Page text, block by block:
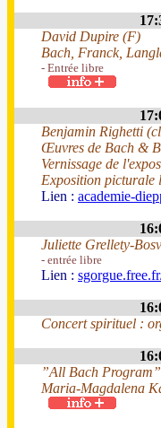
David Dupire (F)
Bach, Franck,
- Entrée libre
Benjamin Righetti
Œuvres de Bach &
Vernissage de
Exposition picturale
Lien : academie-
Juliette Grellety-
- entrée libre
Lien :
Concert spirituel :
”All Bach Program”
Maria-Magdalena